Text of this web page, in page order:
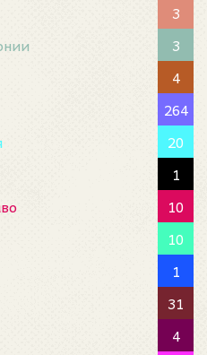
3
3
4
264
20
1
10
10
1
31
4